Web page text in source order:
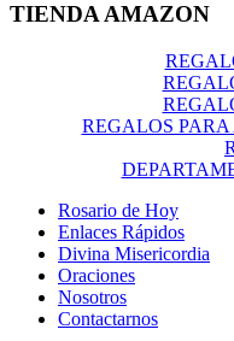
TIENDA AMAZON
REGALOS
Rosario de Hoy
Enlaces Rápidos
Divina Misericordia
Oraciones
Nosotros
Contactarnos